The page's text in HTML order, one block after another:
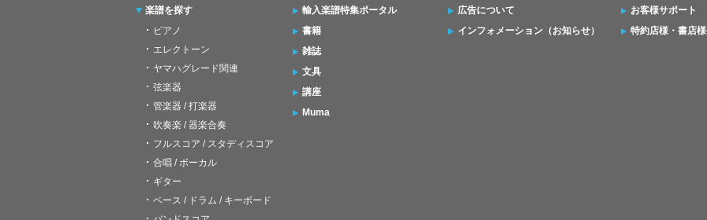
楽譜を探す
ピアノ
エレクトーン
ヤマハグレード関連
弦楽器
管楽器 / 打楽器
吹奏楽 / 器楽合奏
フルスコア / スタディスコア
合唱 / ボーカル
ギター
ベース / ドラム / キーボード
輸入楽譜特集ポータル
書籍
雑誌
文具
講座
Muma
広告について
インフォメーション（お知らせ）
お客様サポート
特約店様・書店